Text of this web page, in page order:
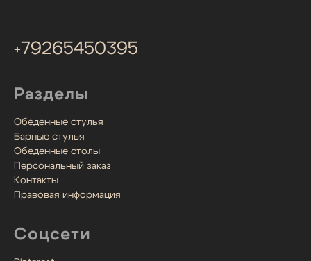
+79265450395
Разделы
Обеденные стулья
Барные стулья
Обеденные столы
Персональный заказ
Контакты
Правовая информация
Соцсети